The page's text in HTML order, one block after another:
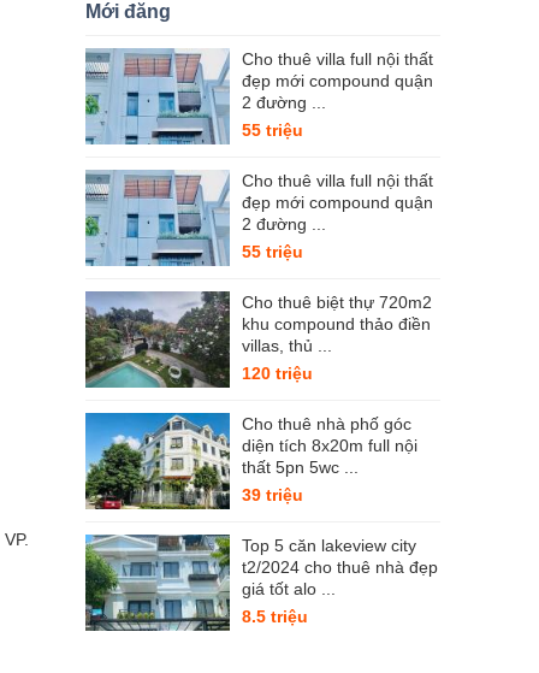
Mới đăng
Cho thuê villa full nội thất
đẹp mới compound quận
2 đường ...
55 triệu
Cho thuê villa full nội thất
đẹp mới compound quận
2 đường ...
55 triệu
Cho thuê biệt thự 720m2
khu compound thảo điền
villas, thủ ...
120 triệu
Cho thuê nhà phố góc
diện tích 8x20m full nội
thất 5pn 5wc ...
39 triệu
Top 5 căn lakeview city
t2/2024 cho thuê nhà đẹp
giá tốt alo ...
8.5 triệu